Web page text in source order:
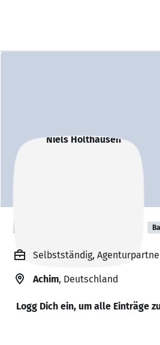
Niels Holthausen
Selbstständig,
Achim, Deutschland
Logg Dich ein, um alle Einträge